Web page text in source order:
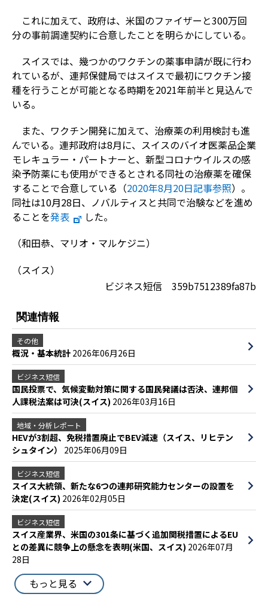
これに加えて、政府は、米国のファイザーと300万回
分の事前調達契約に合意したことを明らかにしている。
スイスでは、幾つかのワクチンの薬事申請が既に行わ
れているが、連邦保健局ではスイスで最初にワクチン接
種を行うことが可能となる時期を2021年前半と見込んで
いる。
また、ワクチン開発に加えて、治療薬の利用検討も進
んでいる。連邦政府は8月に、スイスのバイオ医薬品企業
モレキュラー・パートナーと、新型コロナウイルスの感
染予防薬にも使用ができるとされる同社の治療薬を確保
することで合意している（2020年8月20日記事参照）。
同社は10月28日、ノバルティスと共同で治験などを進め
ることを発表
した。
（和田恭、マリオ・マルケジニ）
（スイス）
ビジネス短信 359b7512389fa87b
関連情報
その他
概況・基本統計 2026年06月26日
ビジネス短信
国民投票で、気候変動対策に関する国民発議は否決、連邦個
人課税法案は可決(スイス) 2026年03月16日
地域・分析レポート
HEVが3割超、免税措置廃止でBEV減速（スイス、リヒテン
シュタイン） 2025年06月09日
ビジネス短信
スイス大統領、新たな6つの連邦研究能力センターの設置を
決定(スイス) 2026年02月05日
ビジネス短信
スイス産業界、米国の301条に基づく追加関税措置によるEU
との差異に競争上の懸念を表明(米国、スイス) 2026年07月
28日
もっと見る